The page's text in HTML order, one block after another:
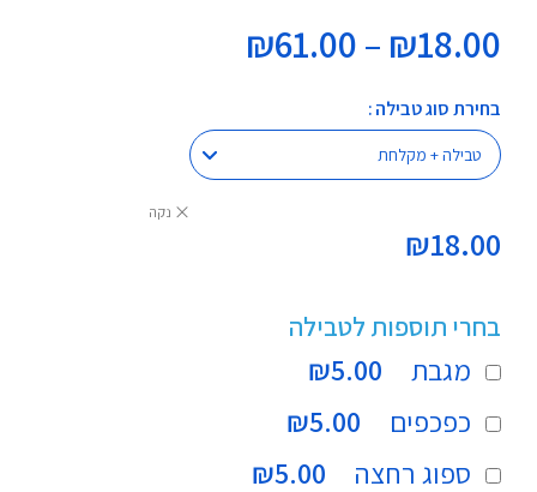
₪18.00
–
₪61.00
עד
בחירת סוג טבילה
נקה
₪18.00
בחרי תוספות לטבילה
מגבת
₪5.00
כפכפים
₪5.00
ספוג רחצה
₪5.00